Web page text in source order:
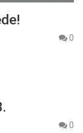
0
0